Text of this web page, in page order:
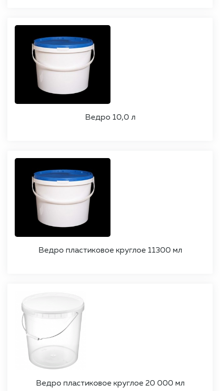
Ведро 10,0 л
Ведро пластиковое круглое 11300 мл
Ведро пластиковое круглое 20 000 мл